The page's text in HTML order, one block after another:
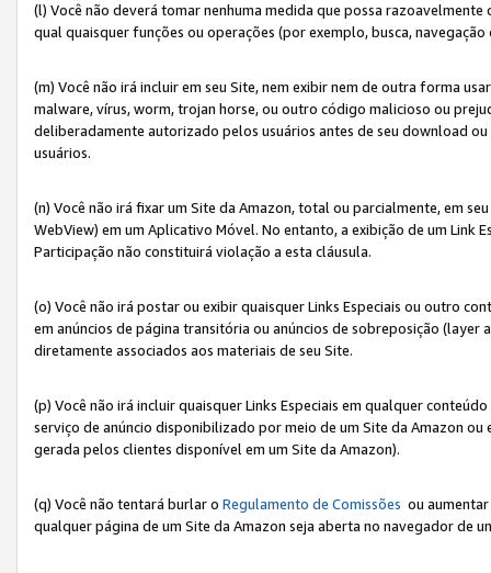
(l) Você não deverá tomar nenhuma medida que possa
qual quaisquer funções ou operações (por exemplo, busca,
(m) Você não irá incluir em seu Site, nem exibir nem de outra forma
malware, vírus, worm, trojan horse, ou outro código malicioso ou
deliberadamente autorizado pelos usuários antes de seu download
usuários.
(n) Você não irá fixar um Site da Amazon, total ou parcialmente, em
WebView) em um Aplicativo Móvel. No entanto, a exibição de um Link
Participação não constituirá violação a esta cláusula.
(o) Você não irá postar ou exibir quaisquer Links Especiais ou outro
em anúncios de página transitória ou anúncios de sobreposição
diretamente associados aos materiais de seu Site.
(p) Você não irá incluir quaisquer Links Especiais em qualquer
serviço de anúncio disponibilizado por meio de um Site da Amazon
gerada pelos clientes disponível em um Site da Amazon).
(q) Você não tentará burlar o Regulamento de Comissões ou
qualquer página de um Site da Amazon seja aberta no navegador de